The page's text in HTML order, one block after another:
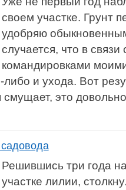
своем участке. Грунт
удобряю
случается, что в
командировками
либо и ухода. Вот
это
Решившись три года
участке лилии,